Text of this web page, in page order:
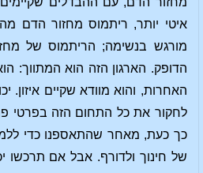
איטי יותר, ריתמוס מחזור הדם
מורגש בנשימה; הריתמוס של
הדופק. הארגון הזה הוא המתווך:
האחרות, והוא מוודא שקיים איזון.
לחקור את כל התחום הזה בפרטי
כך כעת, מאחר שהתאספנו כדי
של חינוך ולדורף. אבל אם תרכשו